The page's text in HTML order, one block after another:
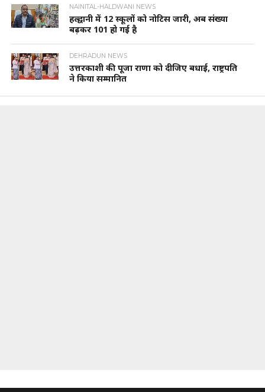
NAINITAL-HALDWANI NEWS
हल्द्वानी में 12 स्कूलों को नोटिस जारी, अब संख्या
बढ़कर 101 हो गई है
DEHRADUN NEWS
उत्तरकाशी की पूजा राणा को दीजिए बधाई, राष्ट्रपति
ने किया सम्मानित